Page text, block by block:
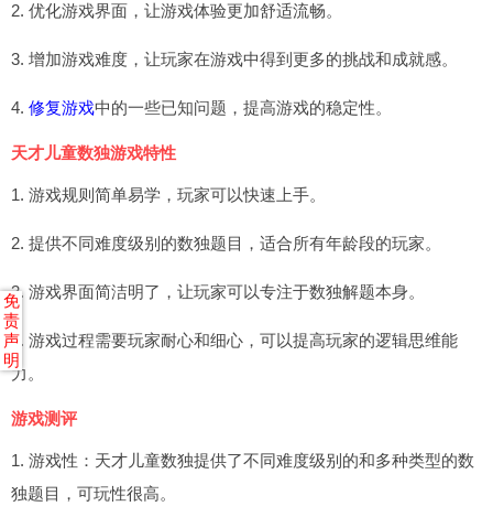
2. 优化游戏界面，让游戏体验更加舒适流畅。
3. 增加游戏难度，让玩家在游戏中得到更多的挑战和成就感。
4. 修复游戏中的一些已知问题，提高游戏的稳定性。
天才儿童数独游戏特性
1. 游戏规则简单易学，玩家可以快速上手。
2. 提供不同难度级别的数独题目，适合所有年龄段的玩家。
3. 游戏界面简洁明了，让玩家可以专注于数独解题本身。
4. 游戏过程需要玩家耐心和细心，可以提高玩家的逻辑思维能
力。
游戏测评
1. 游戏性：天才儿童数独提供了不同难度级别的和多种类型的数
独题目，可玩性很高。
免
责
声
明